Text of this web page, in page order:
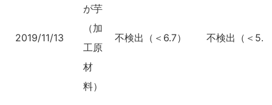
2019/11/13
が芋
（加
工原
材
料）
不検出（＜6.7） 不検出（＜5.1